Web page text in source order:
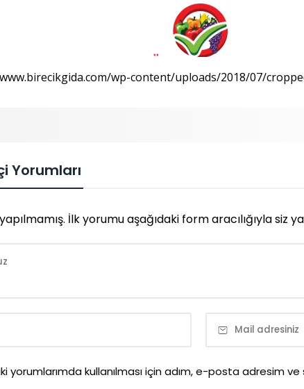
wp-content/uploads/2018/07/
Yorumları
İlk yorumu aşağıdaki form aracılığıyla siz
yorumlarımda kullanılması için adım, e-posta adresim